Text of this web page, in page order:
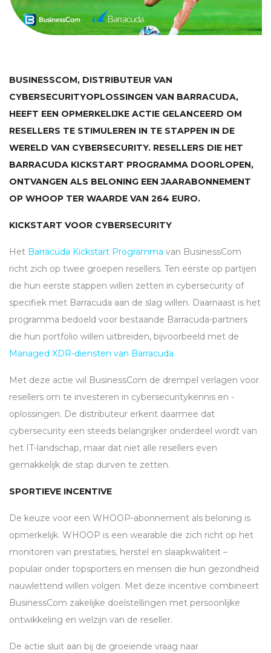
BUSINESSCOM, DISTRIBUTEUR VAN
CYBERSECURITYOPLOSSINGEN VAN BARRACUDA,
HEEFT EEN OPMERKELIJKE ACTIE GELANCEERD OM
RESELLERS TE STIMULEREN IN TE STAPPEN IN DE
WERELD VAN CYBERSECURITY. RESELLERS DIE HET
BARRACUDA KICKSTART PROGRAMMA DOORLOPEN,
ONTVANGEN ALS BELONING EEN JAARABONNEMENT
OP WHOOP TER WAARDE VAN 264 EURO.
KICKSTART VOOR CYBERSECURITY
Het Barracuda Kickstart Programma van BusinessCom
richt zich op twee groepen resellers. Ten eerste op partijen
die hun eerste stappen willen zetten in cybersecurity of
specifiek met Barracuda aan de slag willen. Daarnaast is het
programma bedoeld voor bestaande Barracuda-partners
die hun portfolio willen uitbreiden, bijvoorbeeld met de
Managed XDR-diensten van Barracuda.
Met deze actie wil BusinessCom de drempel verlagen voor
resellers om te investeren in cybersecuritykennis en -
oplossingen. De distributeur erkent daarmee dat
cybersecurity een steeds belangrijker onderdeel wordt van
het IT-landschap, maar dat niet alle resellers even
gemakkelijk de stap durven te zetten.
SPORTIEVE INCENTIVE
De keuze voor een WHOOP-abonnement als beloning is
opmerkelijk. WHOOP is een wearable die zich richt op het
monitoren van prestaties, herstel en slaapkwaliteit –
populair onder topsporters en mensen die hun gezondheid
nauwlettend willen volgen. Met deze incentive combineert
BusinessCom zakelijke doelstellingen met persoonlijke
ontwikkeling en welzijn van de reseller.
De actie sluit aan bij de groeiende vraag naar